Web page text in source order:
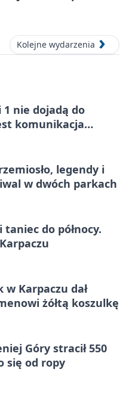
Kolejne wydarzenia
nie dojadą do
komunikacja
legendy i
w dwóch parkach
do północy.
Karpaczu dał
żółtą koszulkę
Góry stracił 550
się od ropy